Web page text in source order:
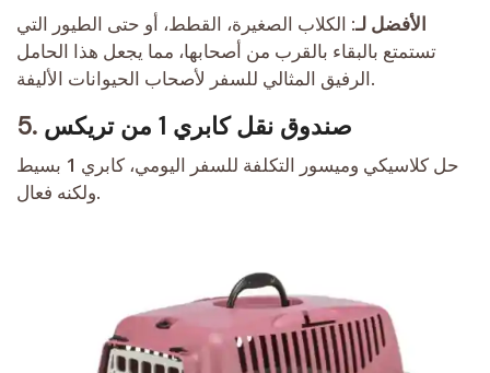
الأفضل لـ: الكلاب الصغيرة، القطط، أو حتى الطيور التي
تستمتع بالبقاء بالقرب من أصحابها، مما يجعل هذا الحامل
الرفيق المثالي للسفر لأصحاب الحيوانات الأليفة.
5. صندوق نقل كابري 1 من تريكس
حل كلاسيكي وميسور التكلفة للسفر اليومي، كابري 1 بسيط
ولكنه فعال.